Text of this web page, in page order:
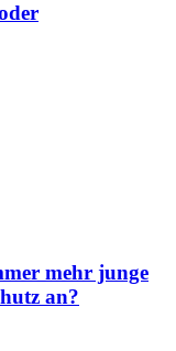
mehr junge
an?